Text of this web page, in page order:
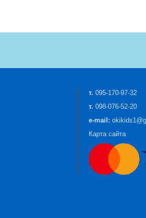
т. 095-170-97-32
т. 098-076-52-20
e-mail:
Карта сайта